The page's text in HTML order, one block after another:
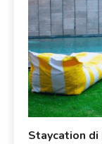
Staycation di